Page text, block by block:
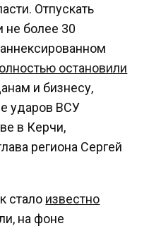
Отпускать
не более 30
остановили
и бизнесу,
ударов ВСУ
в Керчи,
региона Сергей
стало известно
на фоне